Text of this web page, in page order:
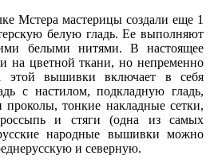
Мстера мастерицы создали еще 1
белую гладь. Ее выполняют
белыми нитями. В настоящее
на цветной ткани, но непременно
этой вышивки включает в себя
с настилом, подкладную гладь,
проколы, тонкие накладные сетки,
и стяги (одна из самых
народные вышивки можно
и северную.